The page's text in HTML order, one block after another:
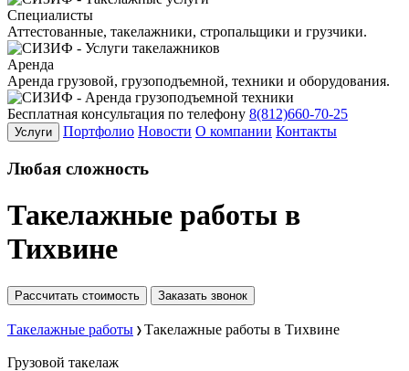
Специалисты
Аттестованные, такелажники, стропальщики и грузчики.
Аренда
Аренда грузовой, грузоподъемной, техники и оборудования.
Бесплатная консультация по телефону 8(812)660-70-25
Услуги Портфолио Новости О компании Контакты
Любая сложность
Такелажные работы в
Тихвине
Рассчитать стоимость Заказать звонок
Такелажные работы Такелажные работы в Тихвине
Грузовой такелаж